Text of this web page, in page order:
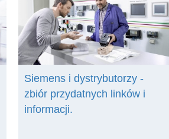
Siemens i dystrybutorzy -
zbiór przydatnych linków i
informacji.